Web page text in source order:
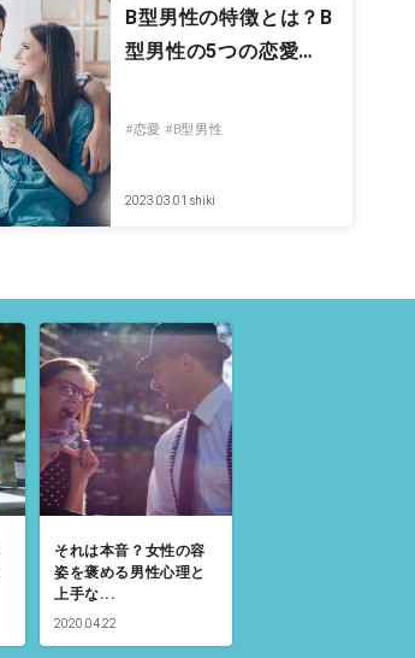
B型男性の特徴とは？B
型男性の5つの恋愛…
#恋愛#B型男性
2023.03.01 shiki
それは本音？女性の容
姿を褒める男性心理と
上手な...
2020.04.22